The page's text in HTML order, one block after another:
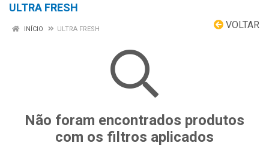
ULTRA FRESH
VOLTAR
INÍCIO ULTRA FRESH
Não foram encontrados produtos
com os filtros aplicados